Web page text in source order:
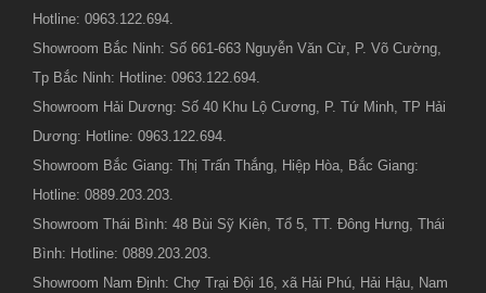
Hotline: 0963.122.694.
Showroom Bắc Ninh: Số 661-663 Nguyễn Văn Cừ, P. Võ Cường,
Tp Bắc Ninh: Hotline: 0963.122.694.
Showroom Hải Dương: Số 40 Khu Lộ Cương, P. Tứ Minh, TP Hải
Dương: Hotline: 0963.122.694.
Showroom Bắc Giang: Thị Trấn Thắng, Hiệp Hòa, Bắc Giang:
Hotline: 0889.203.203.
Showroom Thái Bình: 48 Bùi Sỹ Kiên, Tổ 5, TT. Đông Hưng, Thái
Bình: Hotline: 0889.203.203.
Showroom Nam Định: Chợ Trại Đội 16, xã Hải Phú, Hải Hậu, Nam